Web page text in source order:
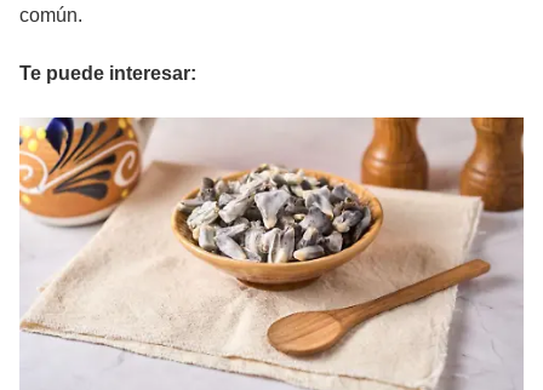
común.
Te puede interesar: